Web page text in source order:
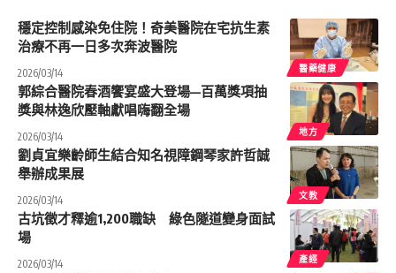
醫藥健康
穩定控制感染免住院！奇美醫院在宅抗生素
治療不再一日多次奔波醫院
2026/03/14
地方
郭綜合醫院春酒饗宴盛大登場—百萬獎項抽
獎與林逸欣壓軸獻唱嗨翻全場
2026/03/14
文教
劉貞宜樂齡師生結合知名視障鋼琴家許哲誠
舉辦成果展
2026/03/14
產經
古坑徵才釋逾1,200職缺 綠色隧道變身面試
場
2026/03/14